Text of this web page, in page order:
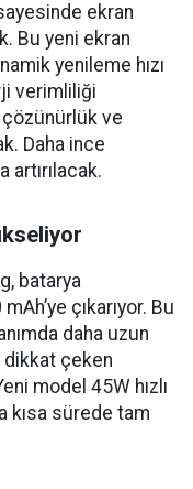
ekran
Bu yeni ekran
yenileme hızı
verimliliği
çözünürlük ve
Daha ince
artırılacak.
batarya
çıkarıyor. Bu
daha uzun
dikkat çeken
model 45W hızlı
kısa sürede tam